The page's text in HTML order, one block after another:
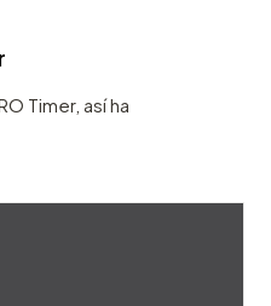
Timer, así ha